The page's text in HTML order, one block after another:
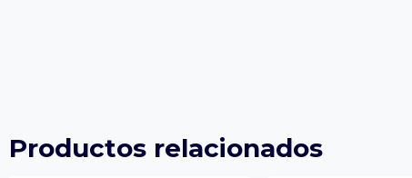
Productos relacionados